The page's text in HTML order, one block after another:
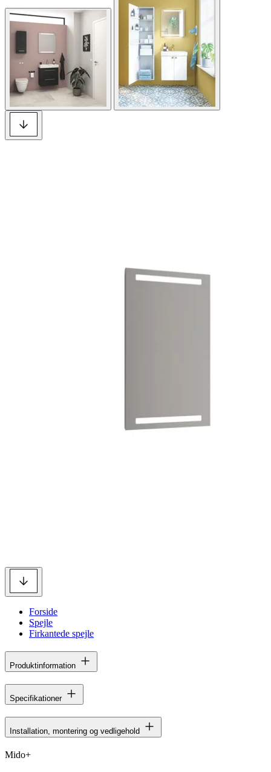
Forside
Spejle
Firkantede spejle
Produktinformation
Specifikationer
Installation, montering og vedligehold
Mido+